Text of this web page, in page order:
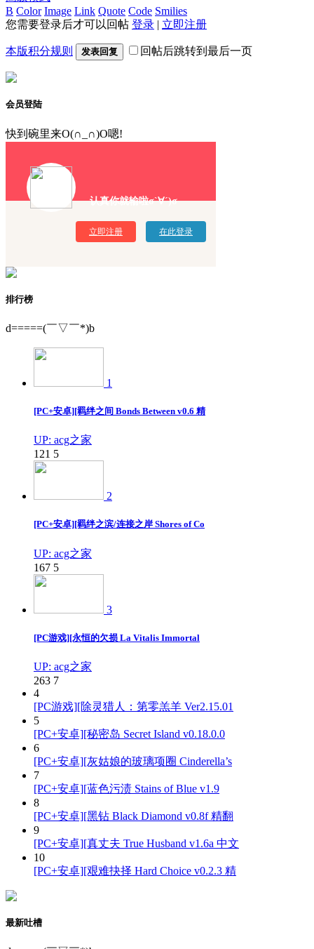
B Color Image Link Quote Code Smilies
您需要登录后才可以回帖 登录 | 立即注册
本版积分规则 发表回复 回帖后跳转到最后一页
会员登陆
快到碗里来O(∩_∩)O嗯!
认真你就输啦σ`∀´)σ
立即注册 在此登录
排行榜
d=====(￣▽￣*)b
1
[PC+安卓][羁绊之间 Bonds Between v0.6 精
UP: acg之家
121 5
2
[PC+安卓][羁绊之滨/连接之岸 Shores of Co
UP: acg之家
167 5
3
[PC游戏][永恒的欠损 La Vitalis Immortal
UP: acg之家
263 7
4
[PC游戏][除灵猎人：第零羔羊 Ver2.15.01
5
[PC+安卓][秘密岛 Secret Island v0.18.0.0
6
[PC+安卓][灰姑娘的玻璃项圈 Cinderella’s
7
[PC+安卓][蓝色污渍 Stains of Blue v1.9
8
[PC+安卓][黑钻 Black Diamond v0.8f 精翻
9
[PC+安卓][真丈夫 True Husband v1.6a 中文
10
[PC+安卓][艰难抉择 Hard Choice v0.2.3 精
最新吐槽